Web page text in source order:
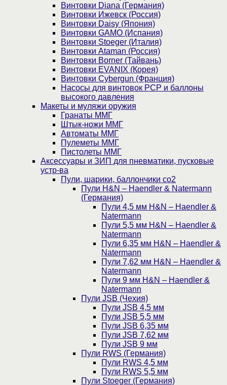
Винтовки Diana (Германия)
Винтовки Ижевск (Россия)
Винтовки Daisy (Япония)
Винтовки GAMO (Испания)
Винтовки Stoeger (Италия)
Винтовки Ataman (Россия)
Винтовки Borner (Тайвань)
Винтовки EVANIX (Корея)
Винтовки Cybergun (Франция)
Насосы для винтовок PCP и баллоны
высокого давления
Макеты и муляжи оружия
Гранаты ММГ
Штык-ножи ММГ
Автоматы ММГ
Пулеметы ММГ
Пистолеты ММГ
Аксессуары и ЗИП для пневматики, пусковые
устр-ва
Пули, шарики, баллончики со2
Пули H&N – Haendler & Natermann
(Германия)
Пули 4,5 мм H&N – Haendler &
Natermann
Пули 5,5 мм H&N – Haendler &
Natermann
Пули 6,35 мм H&N – Haendler &
Natermann
Пули 7,62 мм H&N – Haendler &
Natermann
Пули 9 мм H&N – Haendler &
Natermann
Пули JSB (Чехия)
Пули JSB 4,5 мм
Пули JSB 5,5 мм
Пули JSB 6,35 мм
Пули JSB 7,62 мм
Пули JSB 9 мм
Пули RWS (Германия)
Пули RWS 4,5 мм
Пули RWS 5,5 мм
Пули Stoeger (Германия)